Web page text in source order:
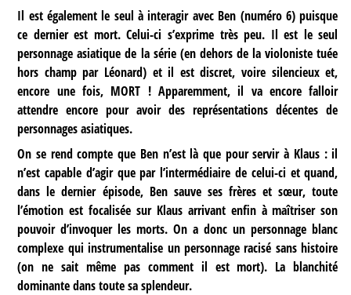
Il est également le seul à interagir avec Ben (numéro 6) puisque
ce dernier est mort. Celui-ci s’exprime très peu. Il est le seul
personnage asiatique de la série (en dehors de la violoniste tuée
hors champ par Léonard) et il est discret, voire silencieux et,
encore une fois, MORT ! Apparemment, il va encore falloir
attendre encore pour avoir des représentations décentes de
personnages asiatiques.
On se rend compte que Ben n’est là que pour servir à Klaus : il
n’est capable d’agir que par l’intermédiaire de celui-ci et quand,
dans le dernier épisode, Ben sauve ses frères et sœur, toute
l’émotion est focalisée sur Klaus arrivant enfin à maîtriser son
pouvoir d’invoquer les morts. On a donc un personnage blanc
complexe qui instrumentalise un personnage racisé sans histoire
(on ne sait même pas comment il est mort). La blanchité
dominante dans toute sa splendeur.